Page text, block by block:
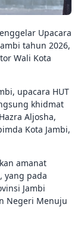
Upacara
tahun 2026,
Wali Kota
upacara HUT
khidmat
Aljosha,
Kota Jambi,
amanat
yang pada
Jambi
Negeri Menuju